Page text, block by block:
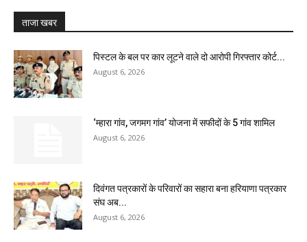
ताजा खबर
पिस्टल के बल पर कार लूटने वाले दो आरोपी गिरफ्तार कोर्ट...
August 6, 2026
‘म्हारा गांव, जगमग गांव’ योजना में सफीदों के 5 गांव शामिल
August 6, 2026
दिवंगत पत्रकारों के परिवारों का सहारा बना हरियाणा पत्रकार
संघ अब...
August 6, 2026